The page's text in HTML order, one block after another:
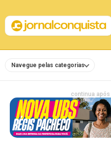
Navegue pelas categorias
continua